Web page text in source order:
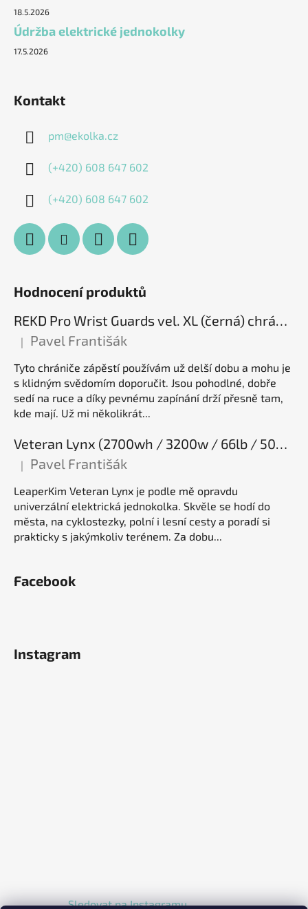
18.5.2026
Údržba elektrické jednokolky
17.5.2026
Kontakt
pm@ekolka.cz
(+420) 608 647 602
(+420) 608 647 602
Hodnocení produktů
REKD Pro Wrist Guards vel. XL (černá) chrániče zápěstí
Hodnocení produktu je 5 z 5 hvězdiček.
| Pavel Františák
Tyto chrániče zápěstí používám už delší dobu a mohu je
s klidným svědomím doporučit. Jsou pohodlné, dobře
sedí na ruce a díky pevnému zapínání drží přesně tam,
kde mají. Už mi několikrát...
Veteran Lynx (2700wh / 3200w / 66lb / 50E), elektrická jednokolka
Hodnocení produktu je 5 z 5 hvězdiček.
| Pavel Františák
LeaperKim Veteran Lynx je podle mě opravdu
univerzální elektrická jednokolka. Skvěle se hodí do
města, na cyklostezky, polní i lesní cesty a poradí si
prakticky s jakýmkoliv terénem. Za dobu...
Facebook
Instagram
Sledovat na Instagramu